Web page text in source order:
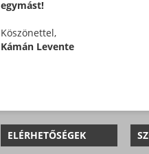
egymást!
Köszönettel,
Kámán Levente
ELÉRHETŐSÉGEK